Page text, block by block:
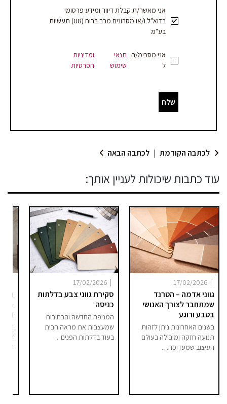
לוקאפ/SMART
אני מאשר/ת קבלת דיוור ומידע פרסומי
בדוא"ל ו/או מסרונים מרב בריח (08) תעשיות
בע"מ
אני מסכימ/ה
ל
תנאי
שימוש
ומדיניות
הפרטיות
שלח
לכתבה הקודמת | לכתבה הבאה
עוד כתבות שיכולות לעניין אותך:
|
17/02/2026
גווני אדמה – הטרנד
שמתחבר לצורך האנושי
בטבע ורוגע
בשנים האחרונות ניתן לזהות
תנועה חזקה ומובילה בעולם
העיצוב שמעדיפה…
|
17/02/2026
סקירת גווני צבע בדלתות
כניסה
המניפה החדשה והבחירות
שמעצבות את מראה הבית
בעוד בדלתות הפנים…
אם